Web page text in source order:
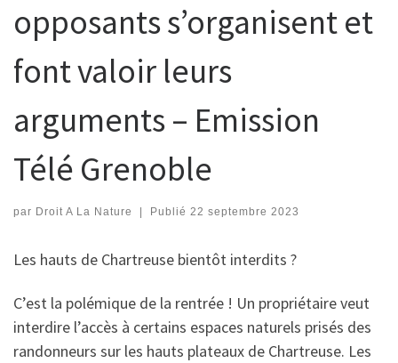
opposants s’organisent et
font valoir leurs
arguments – Emission
Télé Grenoble
par Droit A La Nature | Publié 22 septembre 2023
Les hauts de Chartreuse bientôt interdits ?
C’est la polémique de la rentrée ! Un propriétaire veut
interdire l’accès à certains espaces naturels prisés des
randonneurs sur les hauts plateaux de Chartreuse. Les